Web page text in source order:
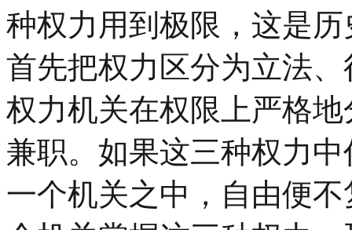
种权力用到极限，这是
首先把权力区分为立法
权力机关在权限上严格
兼职。如果这三种权力
一个机关之中，自由便